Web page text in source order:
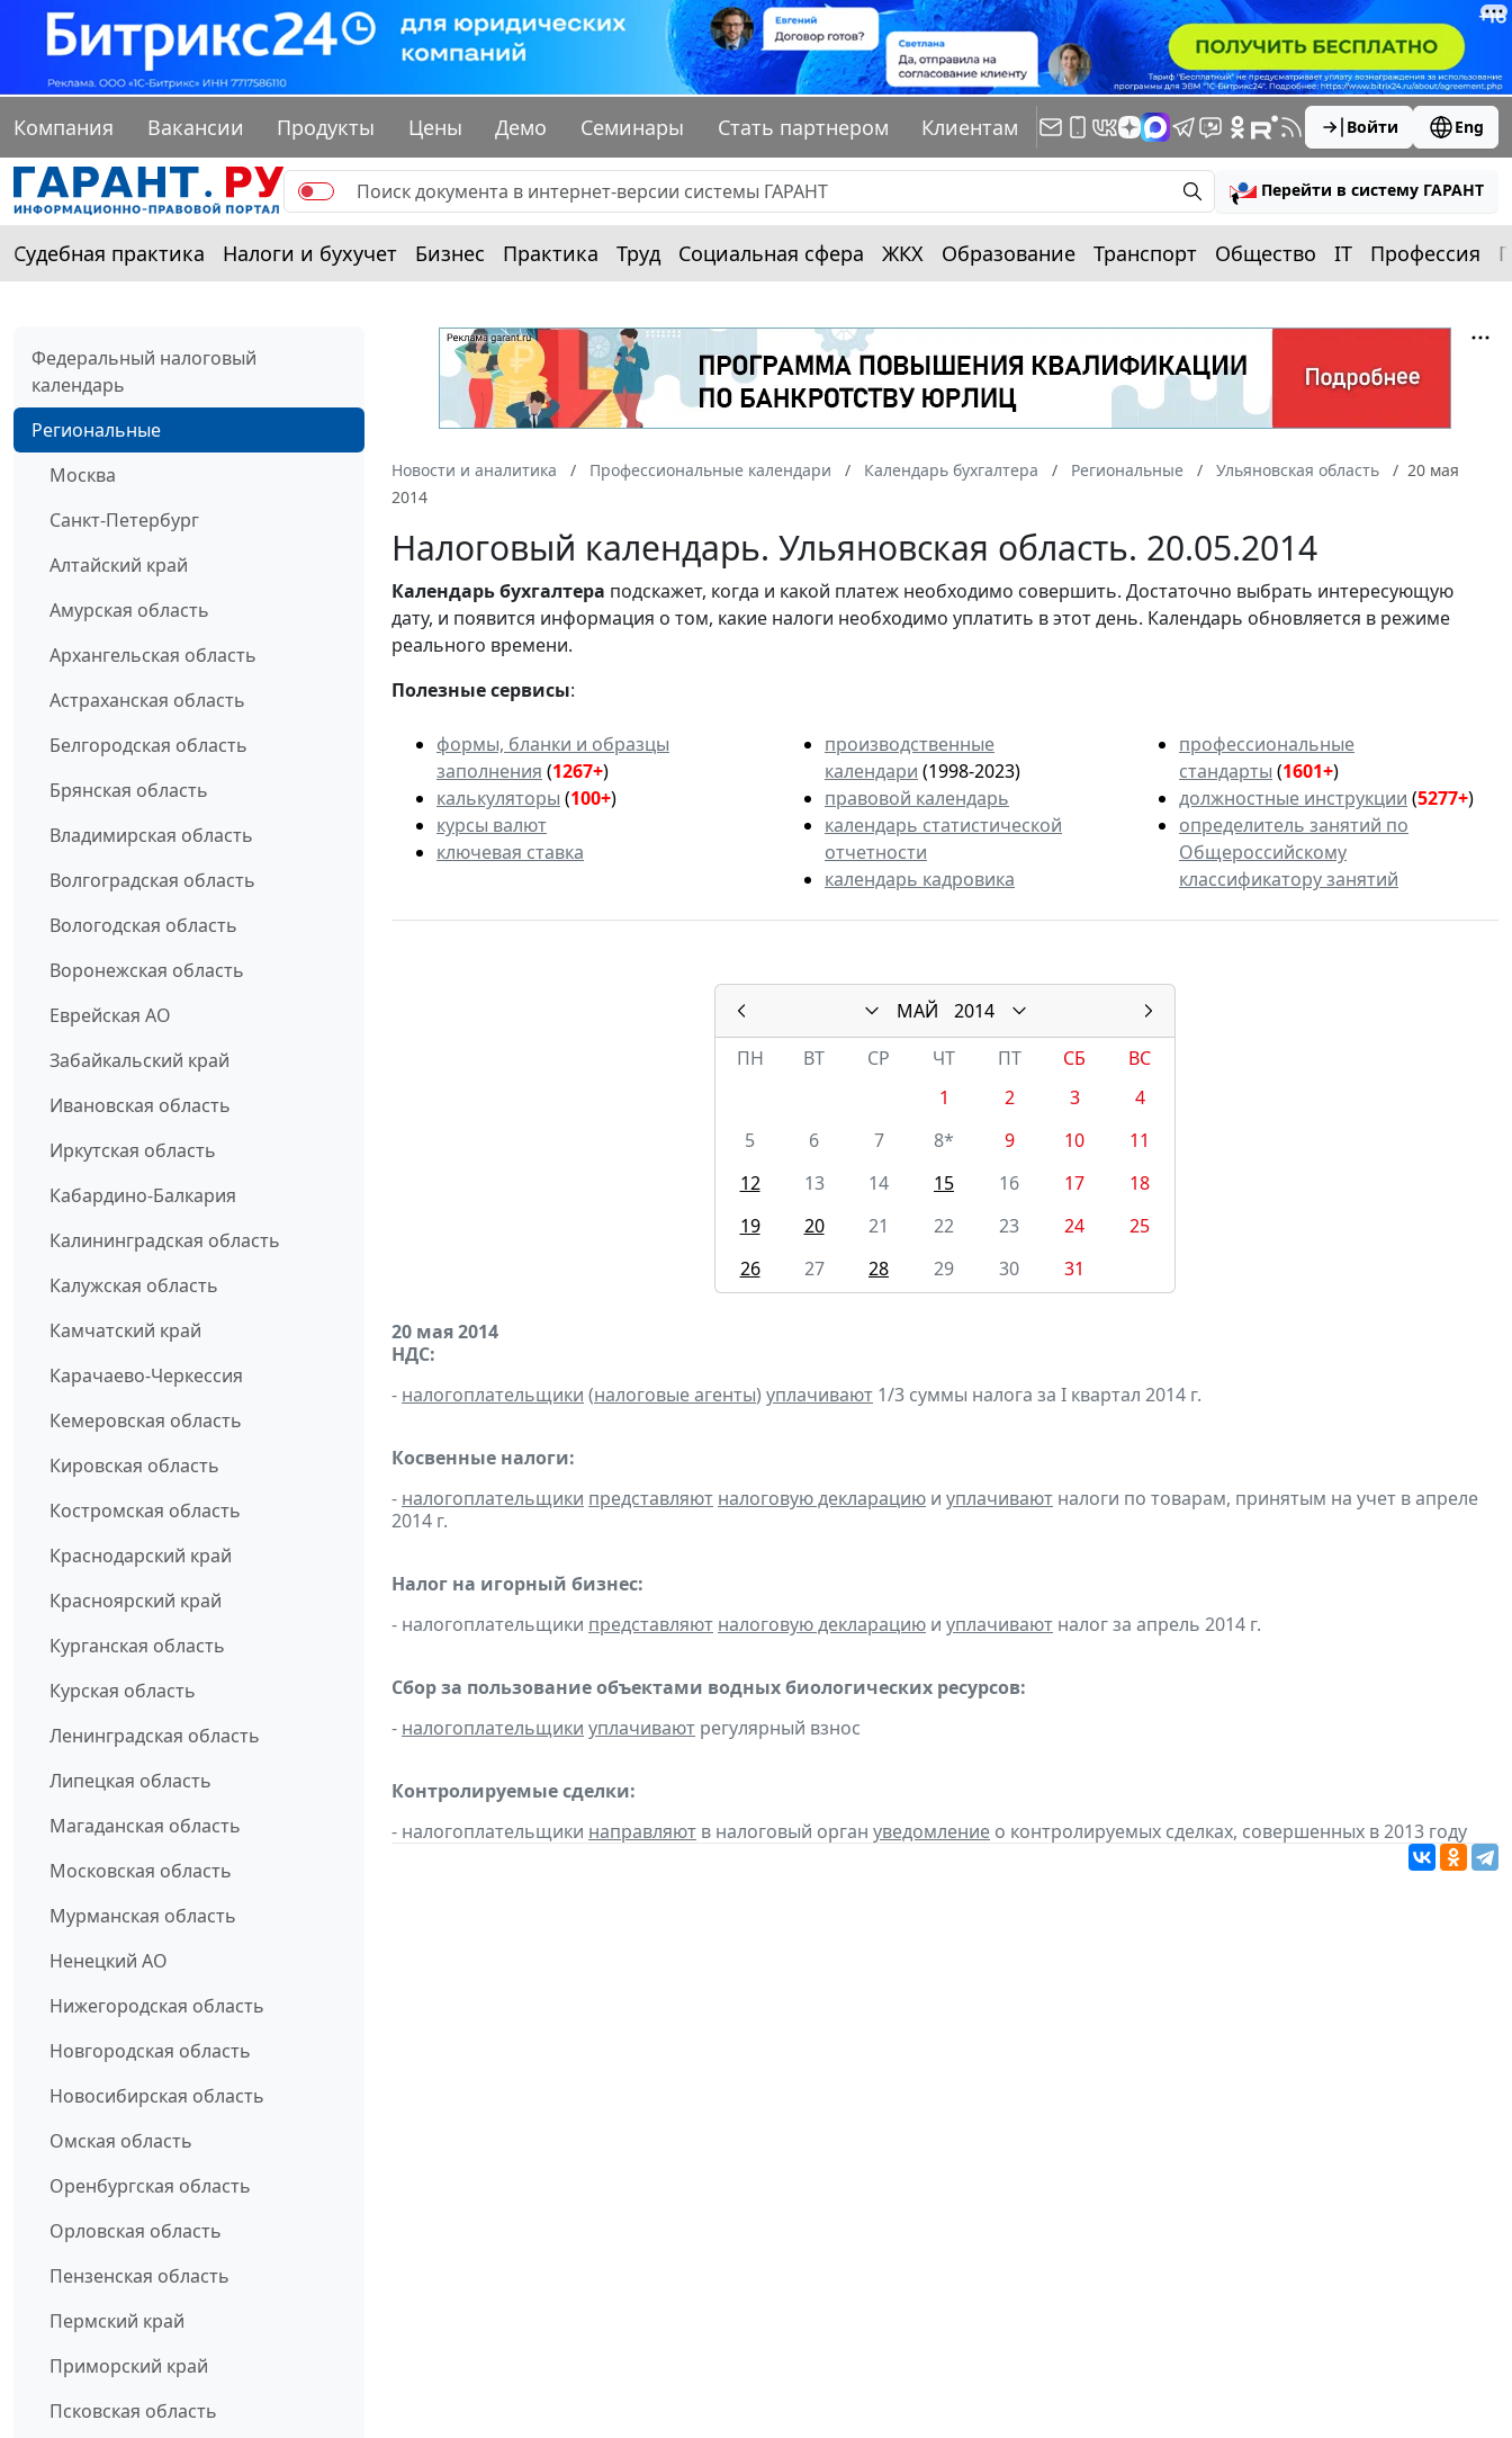
Компания Вакансии Продукты Цены Демо Семинары Стать партнером Клиентам Войти Eng
Перейти в систему ГАРАНТ
Судебная практика Налоги и бухучет Бизнес Практика Труд Социальная сфера ЖКХ Образование Транспорт Общество IT Профессия
Федеральный налоговый
календарь
Региональные
Москва
Санкт-Петербург
Алтайский край
Амурская область
Архангельская область
Астраханская область
Белгородская область
Брянская область
Владимирская область
Волгоградская область
Вологодская область
Воронежская область
Еврейская АО
Забайкальский край
Ивановская область
Иркутская область
Кабардино-Балкария
Калининградская область
Калужская область
Камчатский край
Карачаево-Черкессия
Кемеровская область
Кировская область
Костромская область
Краснодарский край
Красноярский край
Курганская область
Курская область
Ленинградская область
Липецкая область
Магаданская область
Московская область
Мурманская область
Ненецкий АО
Нижегородская область
Новгородская область
Новосибирская область
Омская область
Оренбургская область
Орловская область
Пензенская область
Пермский край
Приморский край
Псковская область
Новости и аналитика Профессиональные календари Календарь бухгалтера Региональные Ульяновская область
20 мая
2014
Налоговый календарь. Ульяновская область. 20.05.2014
Календарьбухгалтера подскажет, когда и какой платеж необходимо совершить. Достаточно выбрать интересующую
дату, и появится информация о том, какие налоги необходимо уплатить в этот день. Календарь обновляется в режиме
реального времени.
Полезные сервисы:
формы, бланки и образцы
заполнения (1267+)
калькуляторы (100+)
курсы валют
ключевая ставка
производственные
календари (1998-2023)
правовой календарь
календарь статистической
отчетности
календарь кадровика
профессиональные
стандарты (1601+)
должностные инструкции (5277+)
определитель занятий по
Общероссийскому
классификатору занятий
МАЙ
2014
ПН
ВТ СР ЧТ ПТ СБ
ВС
1
2 3
4
5
6 7 8* 9 10
11
12
13 14 15 16 17
18
19
20 21 22 23 24
25
26
27 28 29 30 31
20 мая 2014
НДС:
- налогоплательщики (налоговые агенты) уплачивают 1/3 суммы налога за I квартал 2014 г.
Косвенные налоги:
- налогоплательщики представляют налоговую декларацию и уплачивают налоги по товарам, принятым на учет в апреле
2014 г.
Налог на игорный бизнес:
- налогоплательщики представляют налоговую декларацию и уплачивают налог за апрель 2014 г.
Сбор за пользование объектами водных биологических ресурсов:
- налогоплательщики уплачивают регулярный взнос
Контролируемые сделки:
- налогоплательщики направляют в налоговый орган уведомление о контролируемых сделках, совершенных в 2013 году